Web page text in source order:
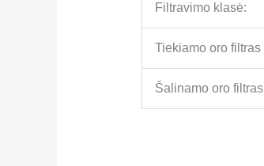
Filtravimo klasė:
Tiekiamo oro filtras
Šalinamo oro filtras